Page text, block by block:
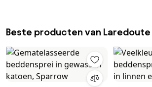
Beste producten van Laredoute